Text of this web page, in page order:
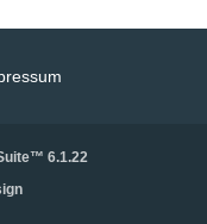
6.1.22